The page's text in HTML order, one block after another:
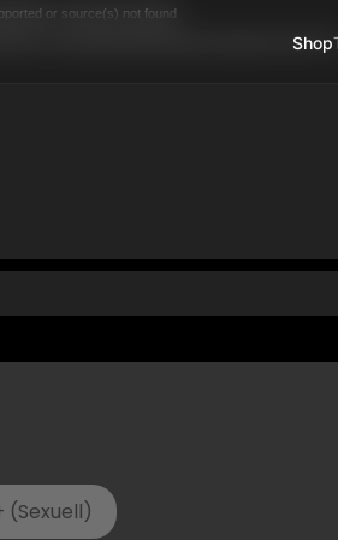
or source(s) not found
wp-content/uploads/2023/01/alkoholy_background_video2.mp4
(Sexuell)